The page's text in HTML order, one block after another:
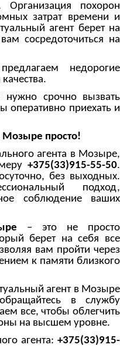
Организация похорон
затрат времени и
агент берет на
сосредоточиться на
недорогие
срочно вызвать
оперативно приехать и
Мозыре просто!
агента в Мозыре,
+375(33)915-55-50.
без выходных.
подход,
соблюдение ваших
– это не просто
берет на себя все
вам пройти через
к памяти близкого
агент в Мозыре
в службу
все, чтобы облегчить
на высшем уровне.
агента: +375(33)915-